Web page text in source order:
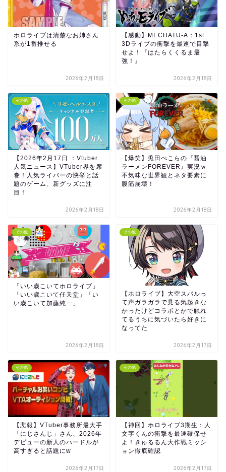
ホロライブは清楚なお姉さん
系が1番推せる
2026年2月18日
【感動】MECHATU-A：1st
3Dライブの衝撃を最速で目撃
せよ！『はたらくくるま最
強！』
2026年2月18日
その他
【2026年2月17日 ：Vtuber
人気ニュース】VTuber界を席
巻！人気ライバーの快挙と話
題のゲーム、新グッズに注
目！
2026年2月18日
その他
【爆笑】兎田ぺこらの『醤油
ラーメンFOREVER』実況ｗ
不気味な世界観とネタ要素に
腹筋崩壊！
2026年2月18日
その他
「いい歳こいてホロライブ」
「いい歳こいて任天堂」「い
い歳こいて加藤純一」
2026年2月18日
その他
【ホロライブ】大空スバルっ
て声ガラガラで見る気起きな
かったけどコラボとかで触れ
てるうちに気づいたら好きに
なってた
2026年2月17日
その他
【悲報】VTuber事務所最大手
「にじさんじ」さん、2026年
デビューの新人のハードルが
高すぎると話題にw
2026年2月17日
その他
【神回】ホロライブ3期生：人
文字くんの衝撃を最速確保せ
よ！きゅるるん大作戦ミッシ
ョン徹底確認
2026年2月17日